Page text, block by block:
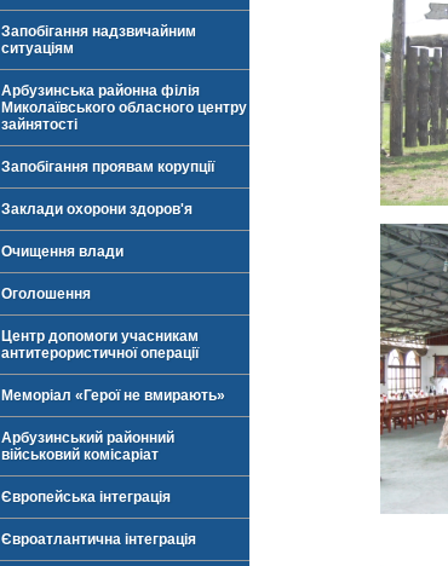
Запобігання надзвичайним
ситуаціям
Арбузинська районна філія
Миколаївського обласного центру
зайнятості
Запобігання проявам корупції
Заклади охорони здоров'я
Очищення влади
Оголошення
Центр допомоги учасникам
антитерористичної операції
Меморіал «Герої не вмирають»
Арбузинський районний
військовий комісаріат
Європейська інтеграція
Євроатлантична інтеграція